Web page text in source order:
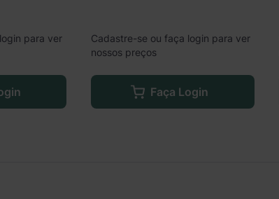
para ver
Cadastre-se ou faça login para ver
nossos preços
Faça Login